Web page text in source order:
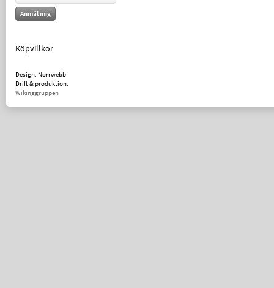
Anmäl mig
Köpvillkor
Design: Norrwebb
Drift & produktion:
Wikinggruppen